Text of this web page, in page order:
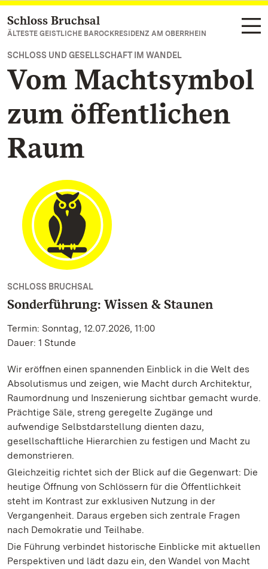
Zum Hauptinhalt springen
Schloss Bruchsal
ÄLTESTE GEISTLICHE BAROCKRESIDENZ AM OBERRHEIN
SCHLOSS UND GESELLSCHAFT IM WANDEL
Vom Machtsymbol
zum öffentlichen
Raum
SCHLOSS BRUCHSAL
Sonderführung: Wissen & Staunen
Termin: Sonntag, 12.07.2026, 11:00
Dauer: 1 Stunde
Wir eröffnen einen spannenden Einblick in die Welt des
Absolutismus und zeigen, wie Macht durch Architektur,
Raumordnung und Inszenierung sichtbar gemacht wurde.
Prächtige Säle, streng geregelte Zugänge und
aufwendige Selbstdarstellung dienten dazu,
gesellschaftliche Hierarchien zu festigen und Macht zu
demonstrieren.
Gleichzeitig richtet sich der Blick auf die Gegenwart: Die
heutige Öffnung von Schlössern für die Öffentlichkeit
steht im Kontrast zur exklusiven Nutzung in der
Vergangenheit. Daraus ergeben sich zentrale Fragen
nach Demokratie und Teilhabe.
Die Führung verbindet historische Einblicke mit aktuellen
Perspektiven und lädt dazu ein, den Wandel von Macht